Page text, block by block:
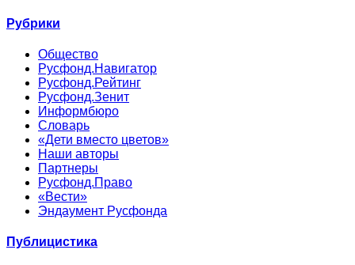
Рубрики
Общество
Русфонд.Навигатор
Русфонд.Рейтинг
Русфонд.Зенит
Информбюро
Словарь
«Дети вместо цветов»
Наши авторы
Партнеры
Русфонд.Право
«Вести»
Эндаумент Русфонда
Публицистика